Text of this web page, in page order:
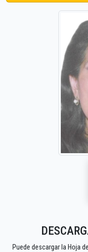
Puede descargar la Hoja